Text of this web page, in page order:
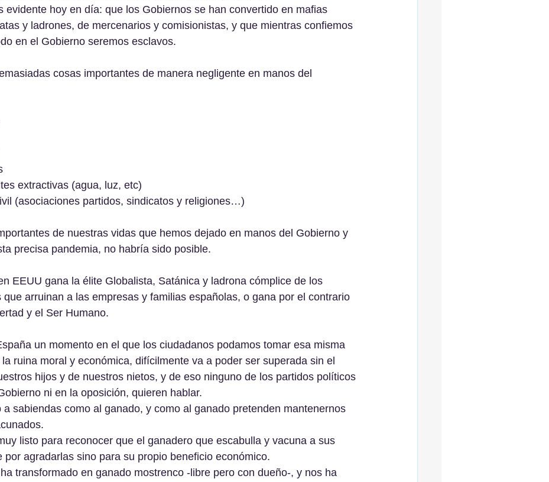
evidente hoy en día: que los Gobiernos se han convertido en mafias
y ladrones, de mercenarios y comisionistas, y que mientras confiemos
en el Gobierno seremos esclavos.
cosas importantes de manera negligente en manos del
extractivas (agua, luz, etc)
(asociaciones partidos, sindicatos y religiones…)
de nuestras vidas que hemos dejado en manos del Gobierno y
precisa pandemia, no habría sido posible.
EEUU gana la élite Globalista, Satánica y ladrona cómplice de los
que arruinan a las empresas y familias españolas, o gana por el contrario
y el Ser Humano.
un momento en el que los ciudadanos podamos tomar esa misma
ruina moral y económica, difícilmente va a poder ser superada sin el
hijos y de nuestros nietos, y de eso ninguno de los partidos políticos
ni en la oposición, quieren hablar.
a sabiendas como al ganado, y como al ganado pretenden mantenernos
listo para reconocer que el ganadero que escabulla y vacuna a sus
por agradarlas sino para su propio beneficio económico.
transformado en ganado mostrenco -libre pero con dueño-, y nos ha